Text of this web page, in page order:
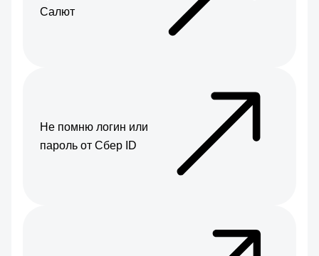
Салют
Не помню логин или
пароль от Сбер ID